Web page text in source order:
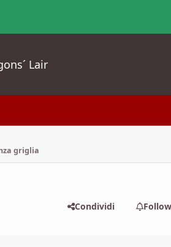
Lair
griglia
Condividi